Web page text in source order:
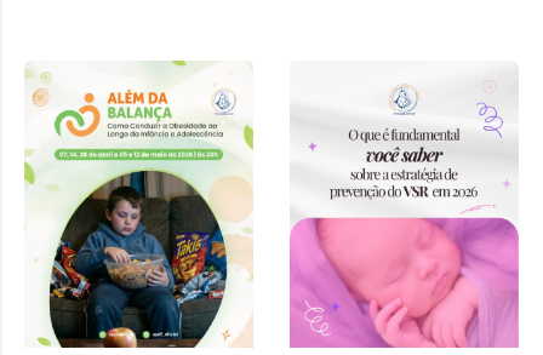
Conduzir a
Obesidade ao
Longo da
Infância e
Adolescência”